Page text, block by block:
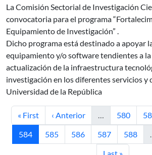
La Comisión Sectorial de Investigación
convocatoria para el programa
Equipamiento de Investigación” .
Dicho programa está destinado a apoyar
equipamiento y/o software tendientes a
actualización de la infraestructura
investigación en los diferentes servicios y
Universidad de la República
Primera página
« First Página anterior
‹ Anterior … Página
580
Página actual
584 Página
585 Página
586 Página
587 Página
588
Última página